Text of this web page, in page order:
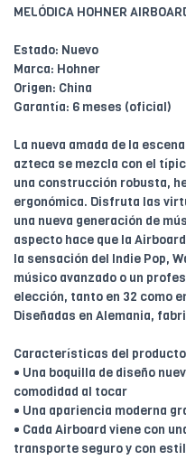
MELÓDICA HOHNER
Estado: Nuevo
Marca: Hohner
Origen: China
Garantía: 6 meses (oficial)
La nueva amada de la
azteca se mezcla con el
una construcción robusta,
ergonómica. Disfruta las
una nueva generación de
aspecto hace que la
la sensación del Indie Pop,
músico avanzado o un
elección, tanto en 32 como
Diseñadas en Alemania,
Características del
• Una boquilla de diseño
comodidad al tocar
• Una apariencia moderna
• Cada Airboard viene con
transporte seguro y con